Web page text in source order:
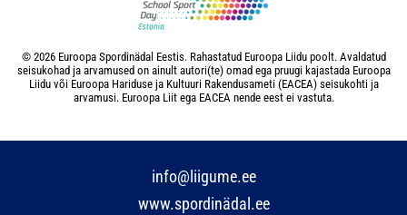
© 2026 Euroopa Spordinädal Eestis. Rahastatud Euroopa Liidu poolt. Avaldatud
seisukohad ja arvamused on ainult autori(te) omad ega pruugi kajastada Euroopa
Liidu või Euroopa Hariduse ja Kultuuri Rakendusameti (EACEA) seisukohti ja
arvamusi. Euroopa Liit ega EACEA nende eest ei vastuta.
info@liigume.ee
www.spordinädal.ee